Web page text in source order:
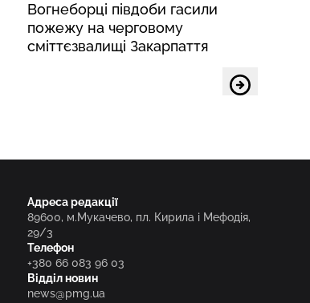
Вогнеборці півдоби гасили
пожежу на черговому
сміттєзвалищі Закарпаття
Адреса редакції
89600, м.Мукачево, пл. Кирила і Мефодія,
29/3
Телефон
+380 66 083 96 03
Відділ новин
news@pmg.ua